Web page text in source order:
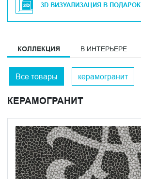
3D ВИЗУАЛИЗАЦИЯ В ПОДАРОК
КОЛЛЕКЦИЯ В ИНТЕРЬЕРЕ
Все товары керамогранит
КЕРАМОГРАНИТ